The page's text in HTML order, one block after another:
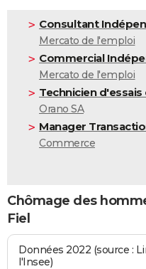
Consultant
Mercato de l'emploi
Commercial
Mercato de l'emploi
Technicien
Orano SA
Manager
Commerce
Chômage des
Fiel
Données 2022 (source :
l'Insee)